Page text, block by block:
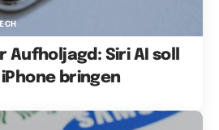
Aufholjagd: Siri AI soll
bringen